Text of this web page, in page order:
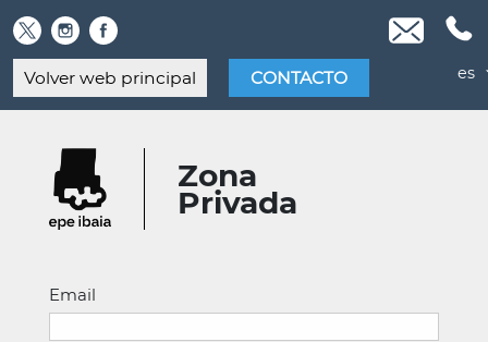
Skip
to
content
Volver web principal CONTACTO es
Zona
Privada
Email